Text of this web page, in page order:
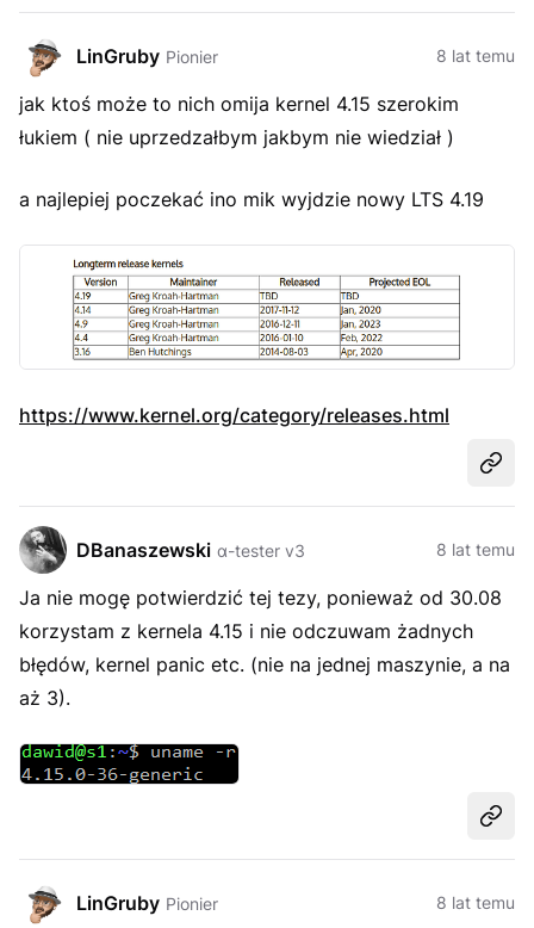
LinGruby Pionier 8 lat temu
jak ktoś może to nich omija kernel 4.15 szerokim
łukiem ( nie uprzedzałbym jakbym nie wiedział )
a najlepiej poczekać ino mik wyjdzie nowy LTS 4.19
https://www.kernel.org/category/releases.html
DBanaszewski α-tester v3 8 lat temu
Ja nie mogę potwierdzić tej tezy, ponieważ od 30.08
korzystam z kernela 4.15 i nie odczuwam żadnych
błędów, kernel panic etc. (nie na jednej maszynie, a na
aż 3).
LinGruby Pionier 8 lat temu